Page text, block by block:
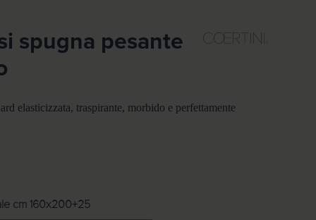
spugna pesante
elasticizzata, traspirante, morbido e perfettamente
cm 160x200+25